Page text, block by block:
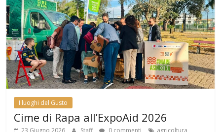
I luoghi del Gusto
Cime di Rapa all’ExpoAid 2026
23 Giugno 2026 Staff 0 commenti
agricoltura